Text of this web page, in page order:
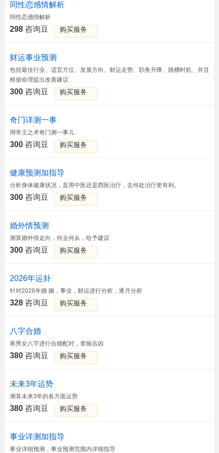
同性恋感情解析
同性恋感情解析
298 咨询豆 购买服务
财运事业预测
包括最佳行业、适宜方位、发展方向、财运走势、职务升降、跳槽时机、并且
根据命理提出改善建议
300 咨询豆 购买服务
奇门详测一事
用帝王之术奇门测一事儿
300 咨询豆 购买服务
健康预测加指导
分析身体健康状况，是用中医还是西医治疗，去何处治疗更有利。
300 咨询豆 购买服务
婚外情预测
测算婚外情走向，何去何从，给予建议
300 咨询豆 购买服务
2026年运卦
针对2026年婚 姻，事业，财运进行分析，逐月分析
328 咨询豆 购买服务
八字合婚
将男女八字进行合婚配对，查验吉凶
380 咨询豆 购买服务
未来3年运势
测算未来3年的各方面运势
380 咨询豆 购买服务
事业详测加指导
事业详细预测，事业预测范围内详细指导